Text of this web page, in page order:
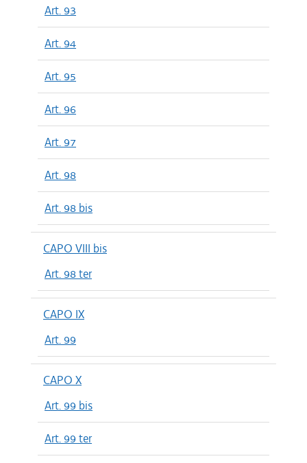
Art. 93
Art. 94
Art. 95
Art. 96
Art. 97
Art. 98
Art. 98 bis
CAPO VIII bis
Art. 98 ter
CAPO IX
Art. 99
CAPO X
Art. 99 bis
Art. 99 ter